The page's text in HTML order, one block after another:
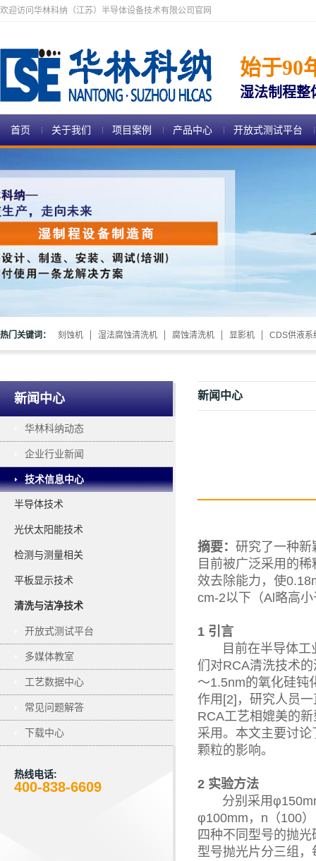
欢迎访问华林科纳（江苏）半导体设备技术有限公司官网
始于90
湿法制程整
首页 关于我们 项目案例 产品中心 开放式测试平台
热门关键词： 刻蚀机 湿法腐蚀清洗机 腐蚀清洗机 显影机 CDS供液系
新闻中心
华林科纳动态
企业行业新闻
技术信息中心
半导体技术
光伏太阳能技术
检测与测量相关
平板显示技术
清洗与洁净技术
开放式测试平台
多媒体教室
工艺数据中心
常见问题解答
下载中心
热线电话:
400-838-6609
新闻中心
摘要： 研究了一种新
目前被广泛采用的
效去除能力，使
cm-2以下（Al略高
1 引言
目前在半导体工业
们对RCA清洗技术
～1.5nm的氧化硅钝
作用[2]，研究人员
RCA工艺相媲美的
采用。本文主要讨
颗粒的影响。
2 实验方法
分别采用φ150mm
φ100mm，n（100
四种不同型号的抛
型号抛光片分三组